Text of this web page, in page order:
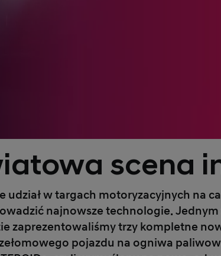
scena
udział w targach motoryzacyjnych na
najnowsze technologie.
zaprezentowaliśmy trzy kompletne
pojazdu na ogniwa